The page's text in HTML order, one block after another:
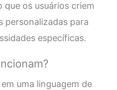
os usuários criem
personalizadas para
específicas.
uma linguagem de